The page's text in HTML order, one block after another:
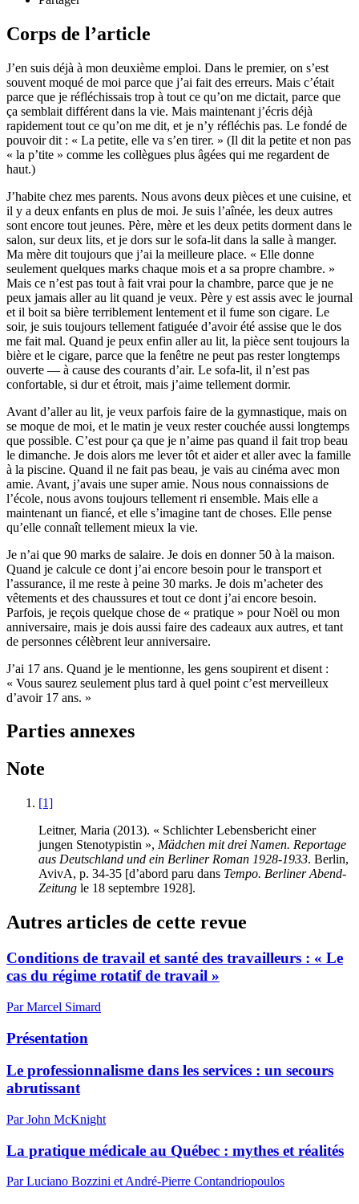
Corps de l’article
J’en suis déjà à mon deuxième emploi. Dans le premier, on s’est
souvent moqué de moi parce que j’ai fait des erreurs. Mais c’était
parce que je réfléchissais trop à tout ce qu’on me dictait, parce que
ça semblait différent dans la vie. Mais maintenant j’écris déjà
rapidement tout ce qu’on me dit, et je n’y réfléchis pas. Le fondé de
pouvoir dit : « La petite, elle va s’en tirer. » (Il dit la petite et non pas
« la p’tite » comme les collègues plus âgées qui me regardent de
haut.)
J’habite chez mes parents. Nous avons deux pièces et une cuisine, et
il y a deux enfants en plus de moi. Je suis l’aînée, les deux autres
sont encore tout jeunes. Père, mère et les deux petits dorment dans le
salon, sur deux lits, et je dors sur le sofa-lit dans la salle à manger.
Ma mère dit toujours que j’ai la meilleure place. « Elle donne
seulement quelques marks chaque mois et a sa propre chambre. »
Mais ce n’est pas tout à fait vrai pour la chambre, parce que je ne
peux jamais aller au lit quand je veux. Père y est assis avec le journal
et il boit sa bière terriblement lentement et il fume son cigare. Le
soir, je suis toujours tellement fatiguée d’avoir été assise que le dos
me fait mal. Quand je peux enfin aller au lit, la pièce sent toujours la
bière et le cigare, parce que la fenêtre ne peut pas rester longtemps
ouverte — à cause des courants d’air. Le sofa-lit, il n’est pas
confortable, si dur et étroit, mais j’aime tellement dormir.
Avant d’aller au lit, je veux parfois faire de la gymnastique, mais on
se moque de moi, et le matin je veux rester couchée aussi longtemps
que possible. C’est pour ça que je n’aime pas quand il fait trop beau
le dimanche. Je dois alors me lever tôt et aider et aller avec la famille
à la piscine. Quand il ne fait pas beau, je vais au cinéma avec mon
amie. Avant, j’avais une super amie. Nous nous connaissions de
l’école, nous avons toujours tellement ri ensemble. Mais elle a
maintenant un fiancé, et elle s’imagine tant de choses. Elle pense
qu’elle connaît tellement mieux la vie.
Je n’ai que 90 marks de salaire. Je dois en donner 50 à la maison.
Quand je calcule ce dont j’ai encore besoin pour le transport et
l’assurance, il me reste à peine 30 marks. Je dois m’acheter des
vêtements et des chaussures et tout ce dont j’ai encore besoin.
Parfois, je reçois quelque chose de « pratique » pour Noël ou mon
anniversaire, mais je dois aussi faire des cadeaux aux autres, et tant
de personnes célèbrent leur anniversaire.
J’ai 17 ans. Quand je le mentionne, les gens soupirent et disent :
« Vous saurez seulement plus tard à quel point c’est merveilleux
d’avoir 17 ans. »
Parties annexes
Note
[1]
Leitner, Maria (2013). « Schlichter Lebensbericht einer
jungen Stenotypistin », Mädchen mit drei Namen. Reportage
aus Deutschland und ein Berliner Roman 1928-1933. Berlin,
AvivA, p. 34-35 [d’abord paru dans Tempo. Berliner Abend-
Zeitung le 18 septembre 1928].
Autres articles de cette revue
Conditions de travail et santé des travailleurs : « Le
cas du régime rotatif de travail »
Par Marcel Simard
Présentation
Le professionnalisme dans les services : un secours
abrutissant
Par John McKnight
La pratique médicale au Québec : mythes et réalités
Par Luciano Bozzini et André-Pierre Contandriopoulos